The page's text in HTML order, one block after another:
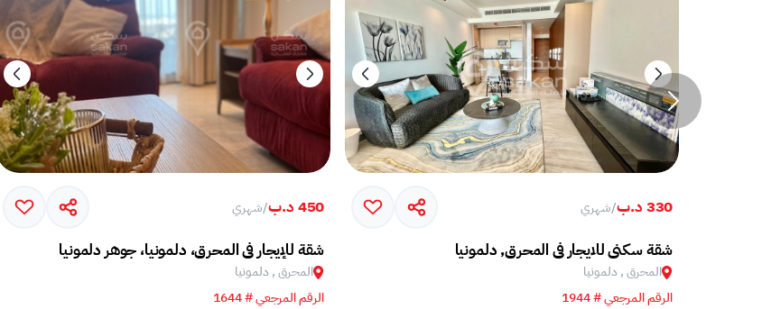
330 د.ب /شهري
شقة سكني للايجار في المحرق, دلمونيا
المحرق , دلمونيا
الرقم المرجعي # 1944
450 د.ب /شهري
شقة للإيجار في المحرق، دلمونيا، جوهر دلمونيا
المحرق , دلمونيا
الرقم المرجعي # 1644